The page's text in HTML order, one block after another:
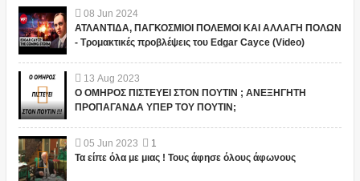
08 Jun 2024
ΑΤΛΑΝΤΙΔΑ, ΠΑΓΚΟΣΜΙΟΙ ΠΟΛΕΜΟΙ ΚΑΙ ΑΛΛΑΓΗ ΠΟΛΩΝ
- Τρομακτικές προβλέψεις του Edgar Cayce (Video)
13 Aug 2023
Ο ΟΜΗΡΟΣ ΠΙΣΤΕΥΕΙ ΣΤΟΝ ΠΟΥΤΙΝ ; ΑΝΕΞΗΓΗΤΗ
ΠΡΟΠΑΓΑΝΔΑ ΥΠΕΡ ΤΟΥ ΠΟΥΤΙΝ;
05 Jun 2023
1
Τα είπε όλα με μιας ! Τους άφησε όλους άφωνους